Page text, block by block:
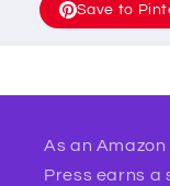
Save to
As an
Press earns a